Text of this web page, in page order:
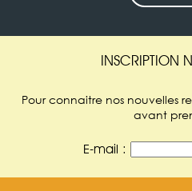
INSCRIPTION
Pour connaitre nos nouvelles
avant
E-mail :